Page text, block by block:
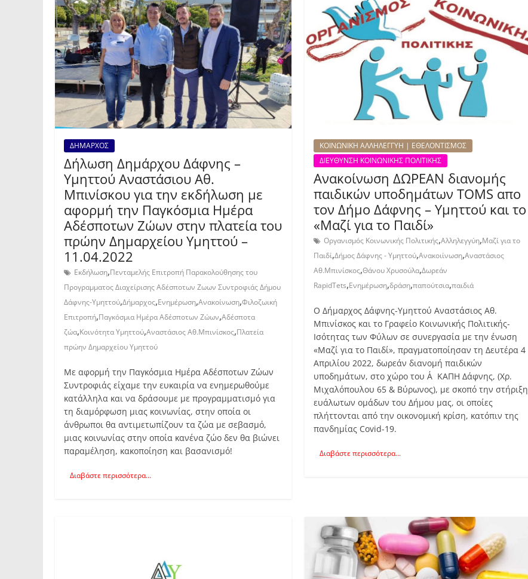
ΔΗΜΑΡΧΟΣ
Δήλωση Δημάρχου Δάφνης –
Υμηττού Αναστάσιου Αθ.
Μπινίσκου για την εκδήλωση με
αφορμή την Παγκόσμια Ημέρα
Αδέσποτων Ζώων στην πλατεία του
πρώην Δημαρχείου Υμηττού –
11.04.2022
Εκδήλωση,Πενταμελής Επιτροπή Παρακολούθησης του
Προγραμματος Διαχείρισης Αδέσποτων Ζωων Συντροφιάς Δήμου
Δάφνης-Υμηττού,Δήμαρχος,Ενημέρωση,Ανακοίνωση,Φιλοζωική
Επιτροπή,Παγκόσμια Ημέρα Αδέσποτων Ζώων,Αδέσποτα
ζώα,Κοινότητα Υμηττού,Αναστάσιος Αθ.Μπινίσκος,Πλατεία
πρώην Δημαρχείου Υμηττού
Με αφορμή την Παγκόσμια Ημέρα Αδέσποτων Ζώων
Συντροφιάς είχαμε την ευκαιρία να ενημερωθούμε
κατάλληλα και να δράσουμε με προγραμματισμό για
τη διαμόρφωση μιας κοινωνίας, στην οποία οι
άνθρωποι θα αντιμετωπίζουν τα ζώα με σεβασμό,
μιας κοινωνίας στην οποία κανένα ζώο δεν θα βιώνει
παραμέληση, κακοποίηση και βασανισμό!
Διαβάστε περισσότερα...
ΚΟΙΝΩΝΙΚΗ ΑΛΛΗΛΕΓΓΥΗ | ΕΘΕΛΟΝΤΙΣΜΟΣ
ΔΙΕΥΘΥΝΣΗ ΚΟΙΝΩΝΙΚΗΣ ΠΟΛΙΤΙΚΗΣ
Ανακοίνωση ΔΩΡΕΑΝ διανομής
παιδικών υποδημάτων TOMS απο
τον Δήμο Δάφνης – Υμηττού και το
«Μαζί για το Παιδί»
Οργανισμός Κοινωνικής Πολιτικής,Αλληλεγγύη,Μαζί για το
Παιδί,Δήμος Δάφνης - Υμηττού,Ανακοιίνωση,Αναστάσιος
Αθ.Μπινίσκος,Θάνου Χρυσούλα,Δωρεάν
RapidTets,Ενημέρωση,δράση,παπούτσια,παιδιά
Ο Δήμαρχος Δάφνης-Υμηττού Αναστάσιος Αθ.
Μπινίσκος και το Γραφείο Κοινωνικής Πολιτικής-
Ισότητας των Φύλων σε συνεργασία με την ένωση
«Μαζί για το Παιδί», πραγματοποίησαν τη Δευτέρα 4
Απριλίου 2022, δωρεάν διανομή παιδικών
υποδημάτων, στο χώρο του Α΄ΚΑΠΗ Δάφνης, (Χρ.
Μιχαλόπουλου 65 & Βύρωνος), με σκοπό την στήριξη
ευάλωτων ομάδων του Δήμου μας, οι οποίες
πλήττονται από την οικονομική κρίση, κατόπιν της
πανδημίας Covid-19.
Διαβάστε περισσότερα...